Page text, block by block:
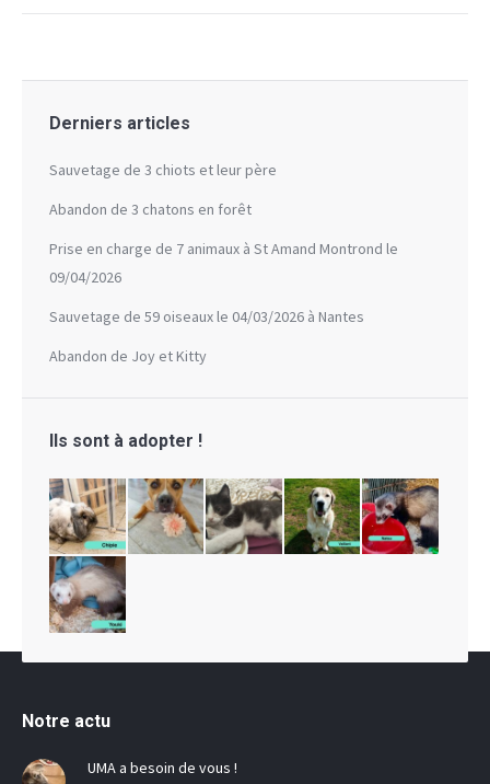
Derniers articles
Sauvetage de 3 chiots et leur père
Abandon de 3 chatons en forêt
Prise en charge de 7 animaux à St Amand Montrond le
09/04/2026
Sauvetage de 59 oiseaux le 04/03/2026 à Nantes
Abandon de Joy et Kitty
Ils sont à adopter !
Notre actu
UMA a besoin de vous !